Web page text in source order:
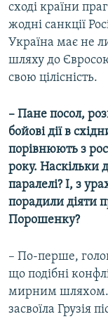
сході країни
жодні санкції
Україна має не
шляху до
свою цілісність.
– Пане посол,
бойові дії в
порівнюють з
року. Наскільки
паралелі? І, з
порадили діяти
Порошенку?
– По-перше,
що подібні
мирним шляхом.
засвоїла Грузія